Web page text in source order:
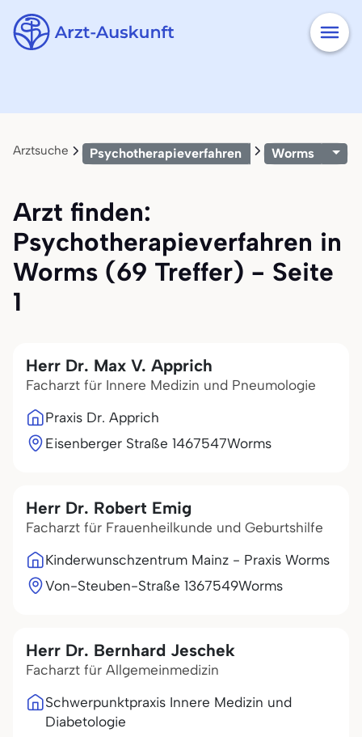
Arztsuche Psychotherapieverfahren Worms
Arzt finden:
Psychotherapieverfahren in
Worms (69 Treffer) - Seite
1
Herr Dr. Max V. Apprich
Facharzt für Innere Medizin und Pneumologie
Praxis Dr. Apprich
Eisenberger Straße 1467547Worms
Herr Dr. Robert Emig
Facharzt für Frauenheilkunde und Geburtshilfe
Kinderwunschzentrum Mainz - Praxis Worms
Von-Steuben-Straße 1367549Worms
Herr Dr. Bernhard Jeschek
Facharzt für Allgemeinmedizin
Schwerpunktpraxis Innere Medizin und
Diabetologie